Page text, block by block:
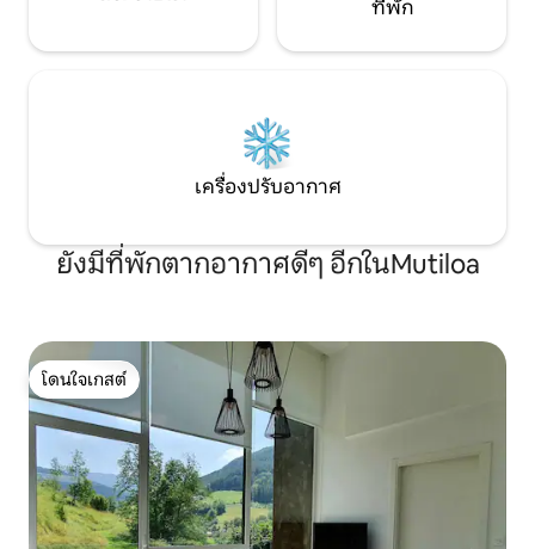
การเข้าพักของคุณคุณสามารถเพลิดเพลิน
ไปกับวิวที่งดงามเหนือทะเลห้องสวีทของ
นวมสำหรับช่วงเย็นของคุณเพื่อขยายใน
ฐานของพืชและต้นไม้ที่มีถิ่นกำเนิดในแอ่ง
น้ำของ Urdaibai ตามภูมิทัศน์ที่ปรับให้เข้า
ของปีเราสามารถเพลิดเพลินกับการสังเกต
พืชที่สอดคล้องกับแต่ละฤดูกาล นอกจากนี้
คุณยังสามารถเพลิดเพลินไปกับระเบียง
ระเบียงอีกแห่งใต้ต้นปาล์มที่ช่วยให้คุณ
เพลิดเพลินกับส่วนที่เหลือ ผู้ใหญ่เท่านั้นไม่
อนุญาตให้เข้าถึงผู้ที่มีอายุต่ำกว่า 18 ปีซึ่ง
ตอบสนองต่อจิตวิญญาณของ Bustin-
Baso ซึ่งมีจุดมุ่งหมายให้ลูกค้าค้นหาสภาพ
แวดล้อมสำหรับผู้ใหญ่ที่ช่วยให้พวกเขาผ่อน
คลายซึ่งจะช่วยให้คู่รักหาที่พักของพวกเขา
และความเงียบสงบ ห้ามนำสัตว์เลี้ยงเข้า
ที่พัก นอกจากนี้ยังไม่อนุญาตให้จัดปาร์ตี้
ที่พัก
เครื่องปรับอากาศ
ยังมีที่พักตากอากาศดีๆ อีกในMutiloa
โดนใจเกสต์
โดนใจเกสต์